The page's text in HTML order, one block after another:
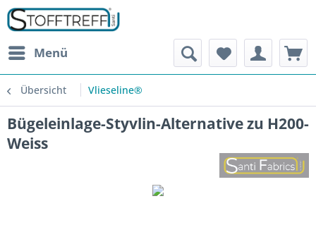
Menü
Übersicht Vlieseline®
Bügeleinlage-Styvlin-Alternative zu H200-
Weiss